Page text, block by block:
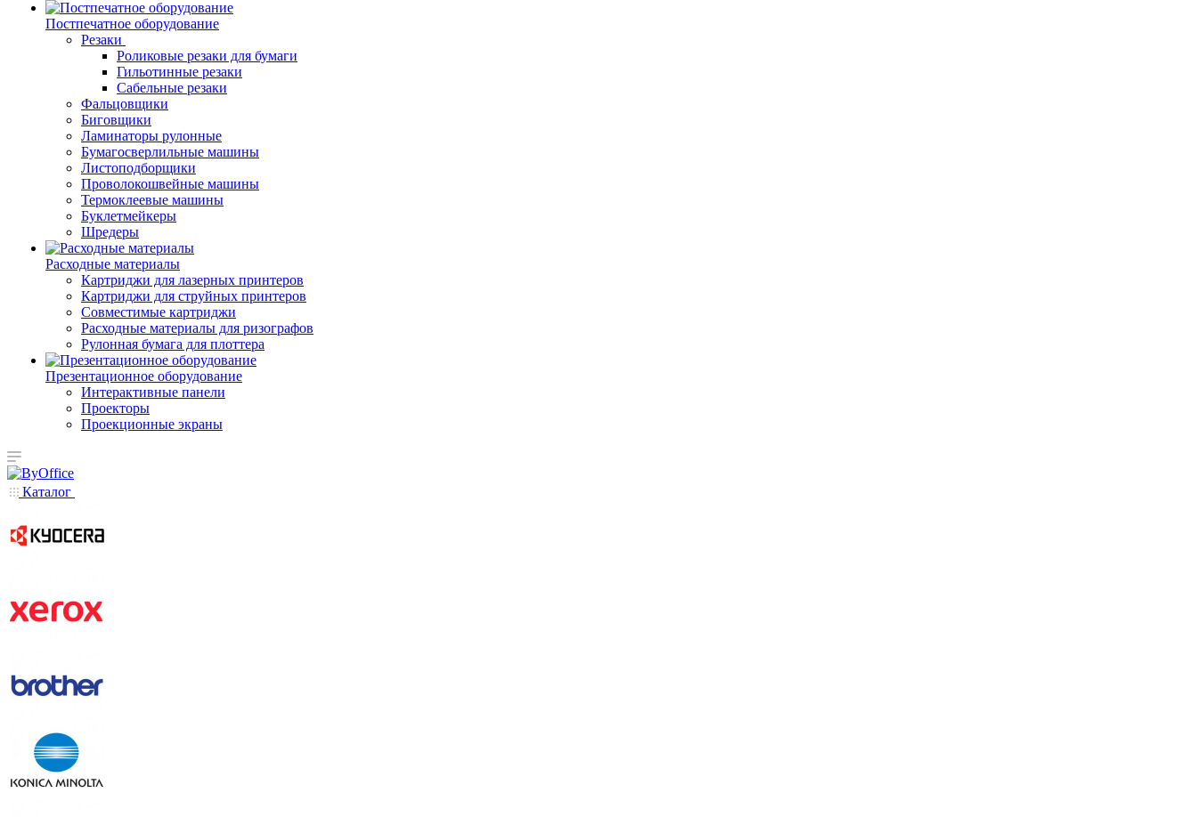
Постпечатное оборудование
Резаки
Роликовые резаки для бумаги
Гильотинные резаки
Сабельные резаки
Фальцовщики
Биговщики
Ламинаторы рулонные
Бумагосверлильные машины
Листоподборщики
Проволокошвейные машины
Термоклеевые машины
Буклетмейкеры
Шредеры
Расходные материалы
Картриджи для лазерных принтеров
Картриджи для струйных принтеров
Совместимые картриджи
Расходные материалы для ризографов
Рулонная бумага для плоттера
Презентационное оборудование
Интерактивные панели
Проекторы
Проекционные экраны
Каталог